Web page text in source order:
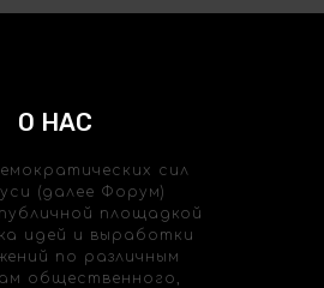
О НАС
сил
(далее Форум)
площадкой
идей и выработки
по различным
общественного,